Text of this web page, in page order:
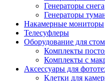
Генераторы снега
Генераторы
Накамерные мониторы
Телесуфлеры
Оборудование для
Комплекты
Комплекты с
Аксессуары для
Клетки для